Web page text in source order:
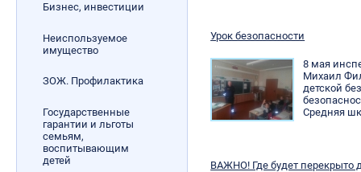
Бизнес, инвестиции
Неиспользуемое
имущество
ЗОЖ. Профилактика
Государственные
гарантии и льготы
семьям,
воспитывающим
детей
Урок безопасности
8 мая
Михаил
детской
Средняя
ВАЖНО! Где будет перекрыто